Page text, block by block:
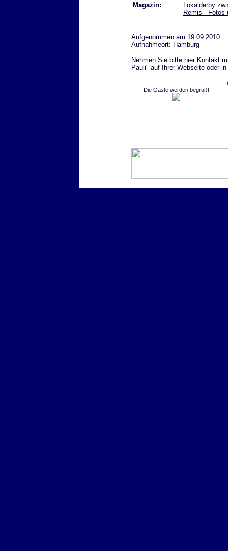
Magazin:
Lokalderby
Remis - Fotos
Aufgenommen am 19.09.2010
Aufnahmeort: Hamburg
Nehmen Sie bitte hier Kontakt
Pauli" auf Ihrer Webseite oder
Die Gäste werden begrüßt